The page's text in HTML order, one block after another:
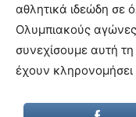
αθλητικά ιδεώδη σε
Ολυμπιακούς
συνεχίσουμε αυτή
έχουν κληρονομήσει